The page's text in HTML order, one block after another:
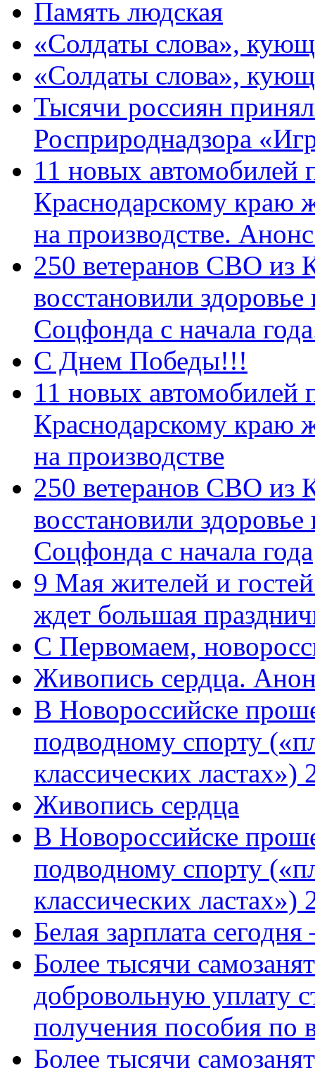
Память людская
«Солдаты слова»,
«Солдаты слова»,
Тысячи россиян
Росприроднадзора
11 новых автомобилей
Краснодарскому краю
на производстве.
250 ветеранов СВО из
восстановили
Соцфонда с начала
С Днем Победы!!!
11 новых автомобилей
Краснодарскому краю
на производстве
250 ветеранов СВО из
восстановили
Соцфонда с начала года
9 Мая жителей и
ждет большая
C Первомаем,
Живопись сердца.
В Новороссийске
подводному спорту
классических
Живопись сердца
В Новороссийске
подводному спорту
классических ластах»)
Белая зарплата
Более тысячи
добровольную уплату
получения пособия по
Более тысячи